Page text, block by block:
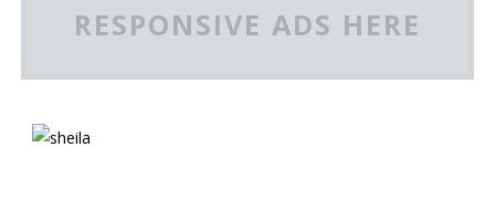
RESPONSIVE ADS HERE